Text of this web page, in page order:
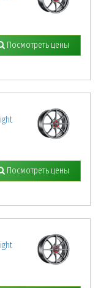
Посмотреть цены
Посмотреть цены